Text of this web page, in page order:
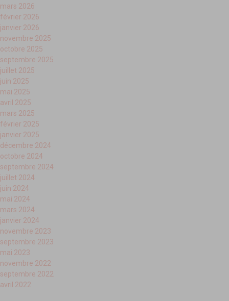
mars 2026
février 2026
janvier 2026
novembre 2025
octobre 2025
septembre 2025
juillet 2025
juin 2025
mai 2025
avril 2025
mars 2025
février 2025
janvier 2025
décembre 2024
octobre 2024
septembre 2024
juillet 2024
juin 2024
mai 2024
mars 2024
janvier 2024
novembre 2023
septembre 2023
mai 2023
novembre 2022
septembre 2022
avril 2022